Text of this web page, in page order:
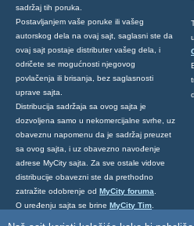
sadržaj tih poruka.
Postavljanjem vaše poruke ili vašeg
autorskog dela na ovaj sajt, saglasni ste da
ovaj sajt postaje distributer vašeg dela, i
odričete se mogućnosti njegovog
povlačenja ili brisanja, bez saglasnosti
uprave sajta.
Distribucija sadržaja sa ovog sajta je
dozvoljena samo u nekomercijalne svrhe, uz
obaveznu napomenu da je sadržaj preuzet
sa ovog sajta, i uz obavezno navođenje
adrese MyCity sajta. Za sve ostale vidove
distribucije obavezni ste da prethodno
zatražite odobrenje od MyCity foruma
O uređenju sajta se brine MyCity Tim